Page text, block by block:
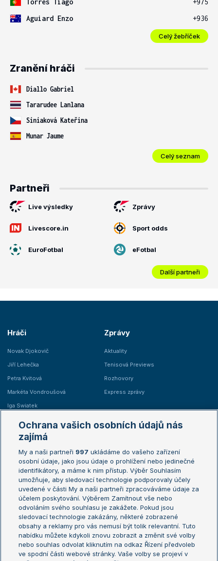
Torres Tiago
+975
Aguiard Enzo
+936
Celý žebříček
Zranění hráči
Diallo Gabriel
Tararudee Lanlana
Siniaková Kateřina
Munar Jaume
Celý seznam
Partneři
Live výsledky Zprávy
Livescore.in Sport odds
EuroFotbal eFotbal
Další partneři
Hráči
Novak Djokovič
Jiří Lehečka
Petra Kvitová
Markéta Vondroušová
Iga Swiatek
Zprávy
Aktuality
Tenisová Previews
Rozhovory
Express zprávy
Žebříčky
Žebříček ATP (muži)
Žebříček WTA (ženy)
Sázkařský žebříček
Australian Open
French Open
Wimbledon
US Open
Turnaj mistrů
Turnaj mistryň
Aktualní trendy
Fotbalové přestupy
Ochrana vašich osobních údajů nás
zajímá
My a naši partneři 997 ukládáme do vašeho zařízení
osobní údaje, jako jsou údaje o prohlížení nebo jedinečné
identifikátory, a máme k nim přístup. Výběr Souhlasím
umožňuje, aby sledovací technologie podporovaly účely
uvedené v části My a naši partneři zpracováváme údaje za
účelem poskytování. Výběrem Zamítnout vše nebo
odvoláním svého souhlasu je zakážete. Pokud jsou
sledovací technologie zakázány, některé zobrazené
obsahy a reklamy pro vás nemusí být tolik relevantní. Tuto
nabídku můžete kdykoli znovu zobrazit a změnit své volby
nebo souhlas odvolat kliknutím na odkaz Řízení předvoleb
ve spodní části webové stránky. Vaše volby se projeví v